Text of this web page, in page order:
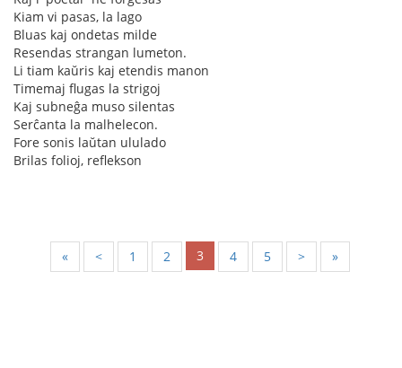
Kiam vi pasas, la lago
Bluas kaj ondetas milde
Resendas strangan lumeton.
Li tiam kaŭris kaj etendis manon
Timemaj flugas la strigoj
Kaj subneĝa muso silentas
Serĉanta la malhelecon.
Fore sonis laŭtan ululado
Brilas folioj, reflekson
« < 1 2 3 4 5 > »